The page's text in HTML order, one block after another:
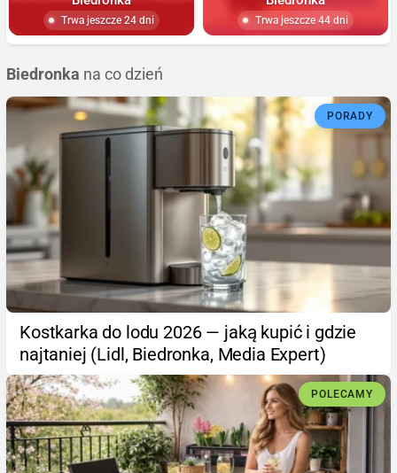
Trwa jeszcze 24 dni Trwa jeszcze 44 dni
Biedronka na co dzień
PORADY
Kostkarka do lodu 2026 — jaką kupić i gdzie
najtaniej (Lidl, Biedronka, Media Expert)
POLECAMY